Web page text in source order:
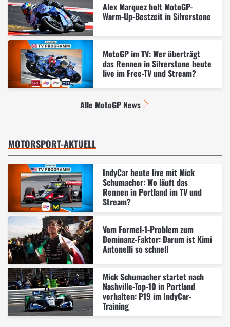
Alex Marquez holt MotoGP-
Warm-Up-Bestzeit in Silverstone
MotoGP im TV: Wer überträgt
das Rennen in Silverstone heute
live im Free-TV und Stream?
Alle MotoGP News
MOTORSPORT-AKTUELL
IndyCar heute live mit Mick
Schumacher: Wo läuft das
Rennen in Portland im TV und
Stream?
Vom Formel-1-Problem zum
Dominanz-Faktor: Darum ist Kimi
Antonelli so schnell
Mick Schumacher startet nach
Nashville-Top-10 in Portland
verhalten: P19 im IndyCar-
Training